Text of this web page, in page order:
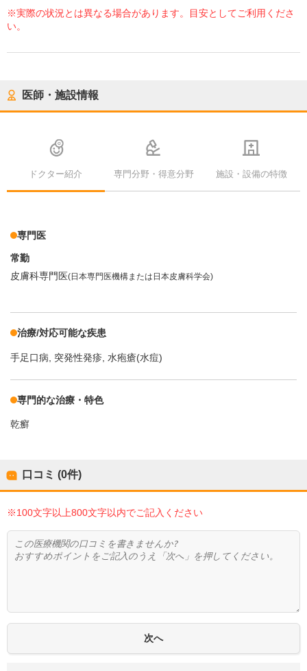
※実際の状況とは異なる場合があります。目安としてご利用くださ
い。
医師・施設情報
ドクター紹介 専門分野・得意分野 施設・設備の特徴
専門医
常勤
皮膚科専門医(日本専門医機構または日本皮膚科学会)
治療/対応可能な疾患
手足口病 突発性発疹 水疱瘡(水痘)
専門的な治療・特色
乾癬
口コミ (0件)
※100文字以上800文字以内でご記入ください